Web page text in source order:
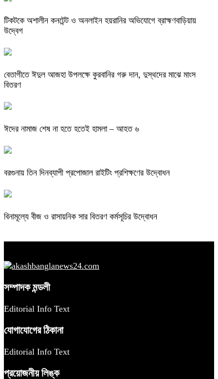
টিকটকে অশালীন কনটেন্ট ও অনলাইন হয়রানির অভিযোগে ব্রাহ্মণবাড়িয়ায়
উদ্বেগ
বেতাগীতে ঈদুল আজহা উপলক্ষে কুরবানির গরু দান, দুস্থদের মাঝে মাংস
বিতরণ
ঈদের নামাজ শেষ না হতে হতেই হামলা – আহত ৬
বরগুনায় তিন দিনব্যাপী প্রপোজাল রাইটিং প্রশিক্ষণের উদ্বোধন
বিনামূল্যে বীজ ও রাসায়নিক সার বিতরণ কর্মসূচির উদ্বোধন
সম্পাদক মন্ডলী
Editorial Info Text
যোগাযোগের ঠিকানা
Editorial Info Text
প্রয়োজনীয় লিঙ্ক